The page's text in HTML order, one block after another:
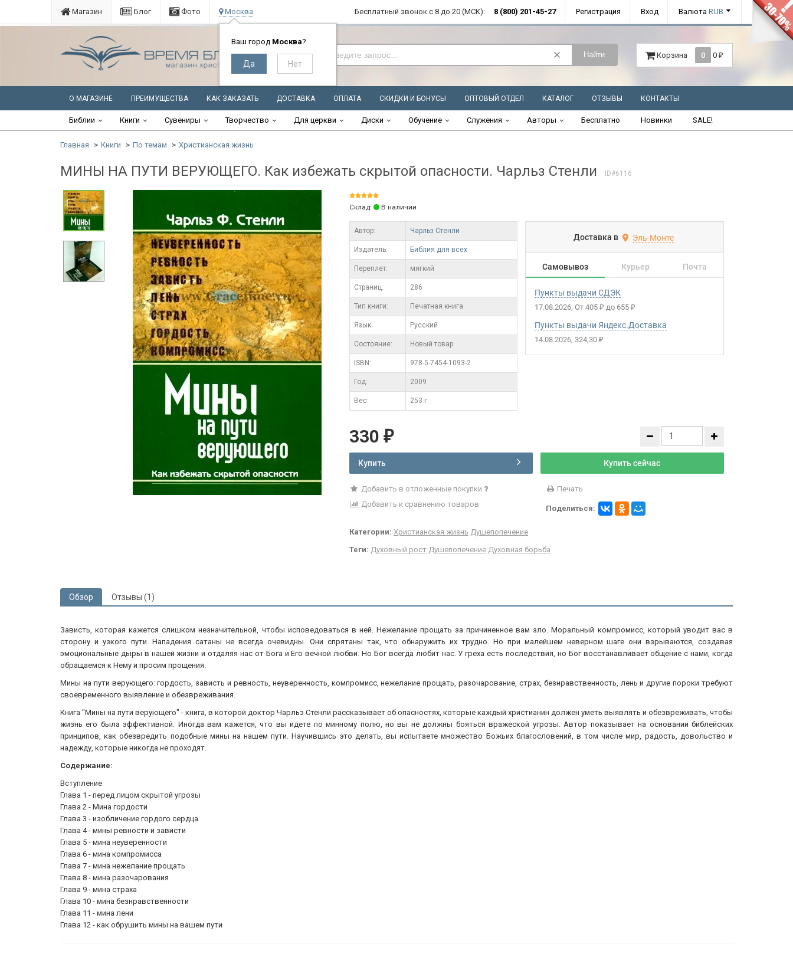
Магазин Блог Фото Москва
Ваш город Москва?
Бесплатный звонок с 8 до 20 (МСК): 8 (800) 201-45-27 Регистрация Вход Валюта RUB
Найти Корзина 0 0 ₽
О МАГАЗИНЕ ПРЕИМУЩЕСТВА КАК ЗАКАЗАТЬ ДОСТАВКА ОПЛАТА СКИДКИ И БОНУСЫ ОПТОВЫЙ ОТДЕЛ КАТАЛОГ ОТЗЫВЫ КОНТАКТЫ
Библии Книги Сувениры Творчество Для церкви Диски Обучение Служения Авторы Бесплатно Новинки SALE!
Главная Книги По темам Христианская жизнь
МИНЫ НА ПУТИ ВЕРУЮЩЕГО. Как избежать скрытой опасности. Чарльз Стенли ID#6116
Склад: В наличии
Автор: Чарльз Стенли
Издатель: Библия для всех
Переплет: мягкий
Cтраниц: 286
Тип книги: Печатная книга
Язык: Русский
Состояние: Новый товар
ISBN: 978-5-7454-1093-2
Год: 2009
Вес: 253 г
Доставка в Эль-Монте
Самовывоз Курьер Почта
Пункты выдачи СДЭК
17.08.2026 От 405₽ до 655₽
Пункты выдачи Яндекс.Доставка
14.08.2026 324,30₽
330 ₽
Купить Купить сейчас
Добавить в отложенные покупки
Печать
Добавить к сравнению товаров
Поделиться:
Категории: Христианская жизнь Душепопечение
Теги: Духовный рост Душепопечение Духовная борьба
Обзор Отзывы (1)
Зависть, которая кажется слишком незначительной, чтобы исповедоваться в ней. Нежелание прощать за причиненное вам зло. Моральный компромисс, который уводит вас в
сторону и узкого пути. Нападения сатаны не всегда очевидны. Они спрятаны так, что обнаружить их трудно. Но при малейшем неверном шаге они взрываются, создавая
эмоциональные дыры в нашей жизни и отдаляя нас от Бога и Его вечной любви. Но Бог всегда любит нас. У греха есть последствия, но Бог восстанавливает общение с нами, когда
обращаемся к Нему и просим прощения.
Мины на пути верующего: гордость, зависть и ревность, неуверенность, компромисс, нежелание прощать, разочарование, страх, безнравственность, лень и другие пороки требуют
своевременного выявление и обезвреживания.
Книга "Мины на пути верующего" - книга, в которой доктор Чарльз Стенли рассказывает об опасностях, которые каждый христианин должен уметь выявлять и обезвреживать, чтобы
жизнь его была эффективной. Иногда вам кажется, что вы идете по минному полю, но вы не должны бояться вражеской угрозы. Автор показывает на основании библейских
принципов, как обезвредить подобные мины на нашем пути. Научившись это делать, вы испытаете множество Божьих благословений, в том числе мир, радость, довольство и
надежду, которые никогда не проходят.
Содержание:
Вступление
Глава 1 - перед лицом скрытой угрозы
Глава 2 - Мина гордости
Глава 3 - изобличение гордого сердца
Глава 4 - мины ревности и зависти
Глава 5 - мина неуверенности
Глава 6 - мина компромисса
Глава 7 - мина нежелание прощать
Глава 8 - мина разочарования
Глава 9 - мина страха
Глава 10 - мина безнравственности
Глава 11 - мина лени
Глава 12 - как обрушить мины на вашем пути